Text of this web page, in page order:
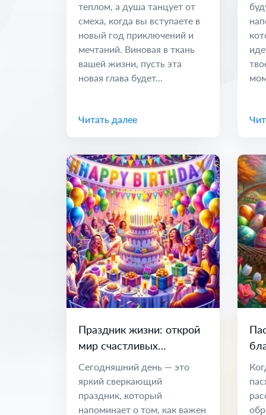
теплом, а душа танцует от
смеха, когда вы вступаете в
новый год приключений и
мечтаний. Виновая в ткань
вашей жизни, пусть эта
новая глава будет...
Читать далее
Праздник жизни: открой
мир счастливых
возможностей
Сегодняшний день — это
яркий сверкающий
праздник, который
напоминает о том, как важен